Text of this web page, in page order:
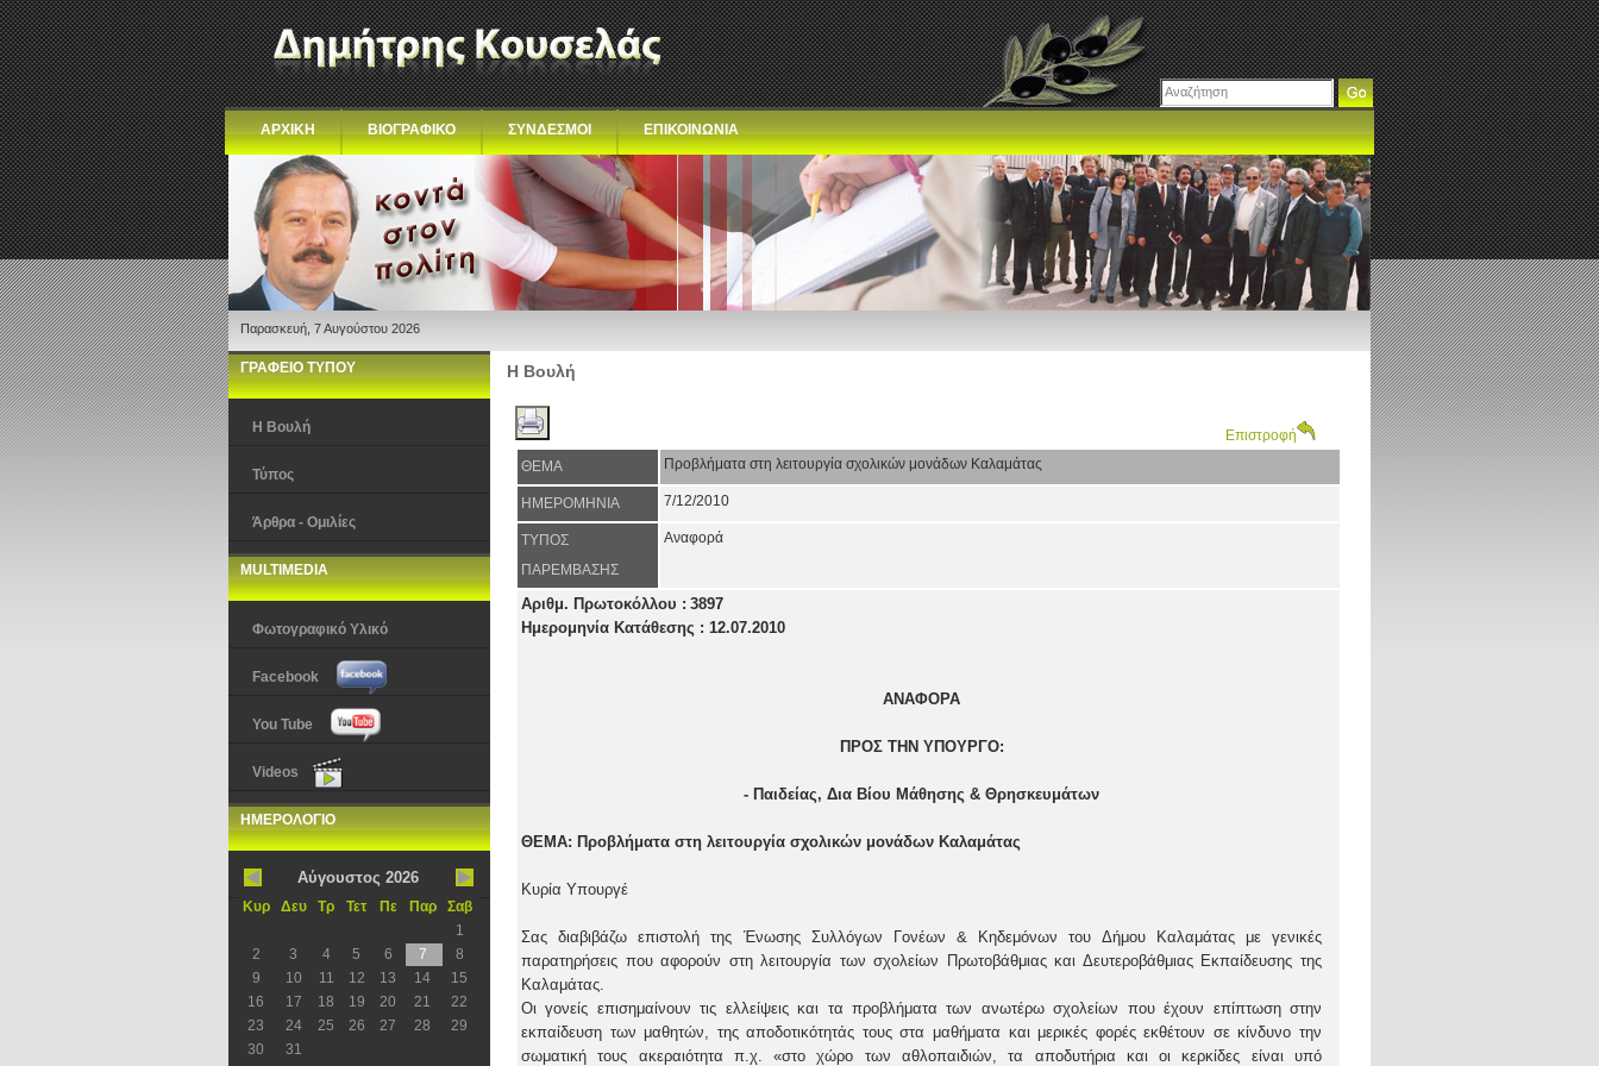
ΑΡΧΙΚΗ ΒΙΟΓΡΑΦΙΚΟ ΣΥΝΔΕΣΜΟΙ ΕΠΙΚΟΙΝΩΝΙΑ
Παρασκευή, 7 Αυγούστου 2026
ΓΡΑΦΕΙΟ ΤΥΠΟΥ
Η Βουλή
Τύπος
Άρθρα - Ομιλίες
MULTIMEDIA
Φωτογραφικό Υλικό
Facebook
You Tube
Videos
ΗΜΕΡΟΛΟΓΙΟ
Αύγουστος 2026
Κυρ Δευ Τρ Τετ Πε Παρ
Σαβ
1
2
3 4 5 6 7
8
9
10 11 12 13 14
15
16
17 18 19 20 21
22
23
24 25 26 27 28
29
30
31
Η Βουλή
Επιστροφή
ΘΕΜΑ
Προβλήματα στη λειτουργία σχολικών μονάδων Καλαμάτας
ΗΜΕΡΟΜΗΝΙΑ 7/12/2010
ΤΥΠΟΣ
ΠΑΡΕΜΒΑΣΗΣ
Αναφορά
Αριθμ. Πρωτοκόλλου : 3897
Ημερομηνία Κατάθεσης : 12.07.2010
ΑΝΑΦΟΡΑ
ΠΡΟΣ ΤΗ N ΥΠΟΥΡΓΟ:
- Παιδείας, Δια Βίου Μάθησης & Θρησκευμάτων
ΘΕΜΑ: Προβλήματα στη λειτουργία σχολικών μονάδων Καλαμάτας
Κυρία Υπουργέ
Σας διαβιβάζω επιστολή της Ένωσης Συλλόγων Γονέων & Κηδεμόνων του Δήμου Καλαμάτας με γενικές
παρατηρήσεις που αφορούν στη λειτουργία των σχολείων Πρωτοβάθμιας και Δευτεροβάθμιας Εκπαίδευσης της
Καλαμάτας.
Οι γονείς επισημαίνουν τις ελλείψεις και τα προβλήματα των ανωτέρω σχολείων που έχουν επίπτωση στην
εκπαίδευση των μαθητών, της αποδοτικότητάς τους στα μαθήματα και μερικές φορές εκθέτουν σε κίνδυνο την
σωματική τους ακεραιότητα π.χ. «στο χώρο των αθλοπαιδιών, τα αποδυτήρια και οι κερκίδες είναι υπό